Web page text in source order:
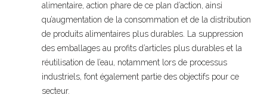
alimentaire, action phare de ce plan d’action, ainsi
qu’augmentation de la consommation et de la distribution
de produits alimentaires plus durables. La suppression
des emballages au profits d’articles plus durables et la
réutilisation de l’eau, notamment lors de processus
industriels, font également partie des objectifs pour ce
secteur.